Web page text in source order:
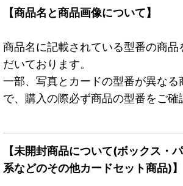
【商品名と商品画像について】
商品名に記載されている型番の商品
だいております。
一部、写真とカードの型番が異なる
で、購入の際必ず商品の型番をご確
【未開封商品について(ボックス・
系などのその他カードセット商品)】